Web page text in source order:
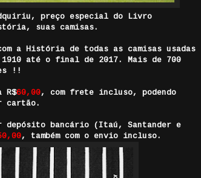
preço especial do Livro
suas camisas.
a História de todas as camisas usadas
até o final de 2017. Mais de 700
!!
R$60,00, com frete incluso, podendo
cartão.
depósito bancário (Itaú, Santander e
, também com o envio incluso.